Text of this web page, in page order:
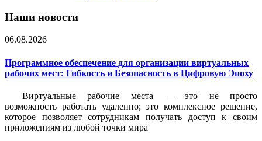
Наши новости
06.08.2026
Программное обеспечение для организации виртуальных
рабочих мест: Гибкость и Безопасность в Цифровую Эпоху
Виртуальные рабочие места — это не просто
возможность работать удаленно; это комплексное решение,
которое позволяет сотрудникам получать доступ к своим
приложениям из любой точки мира